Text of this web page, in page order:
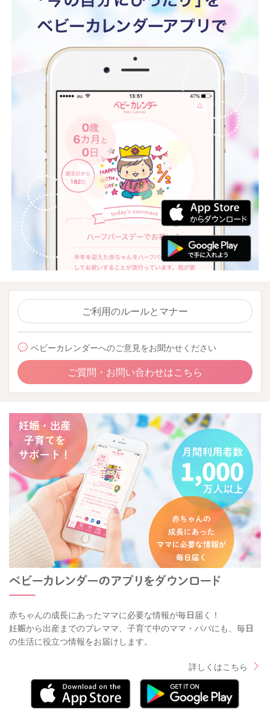
ご利用のルールとマナー
ベビーカレンダーへのご意見をお聞かせください
ご質問・お問い合わせはこちら
赤ちゃんの成長にあったママに必要な情報が毎日届く！
妊娠から出産までのプレママ、子育て中のママ・パパにも、毎日
の生活に役立つ情報をお届けします。
詳しくはこちら